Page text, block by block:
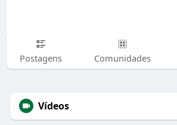
Postagens Comunidades
Vídeos